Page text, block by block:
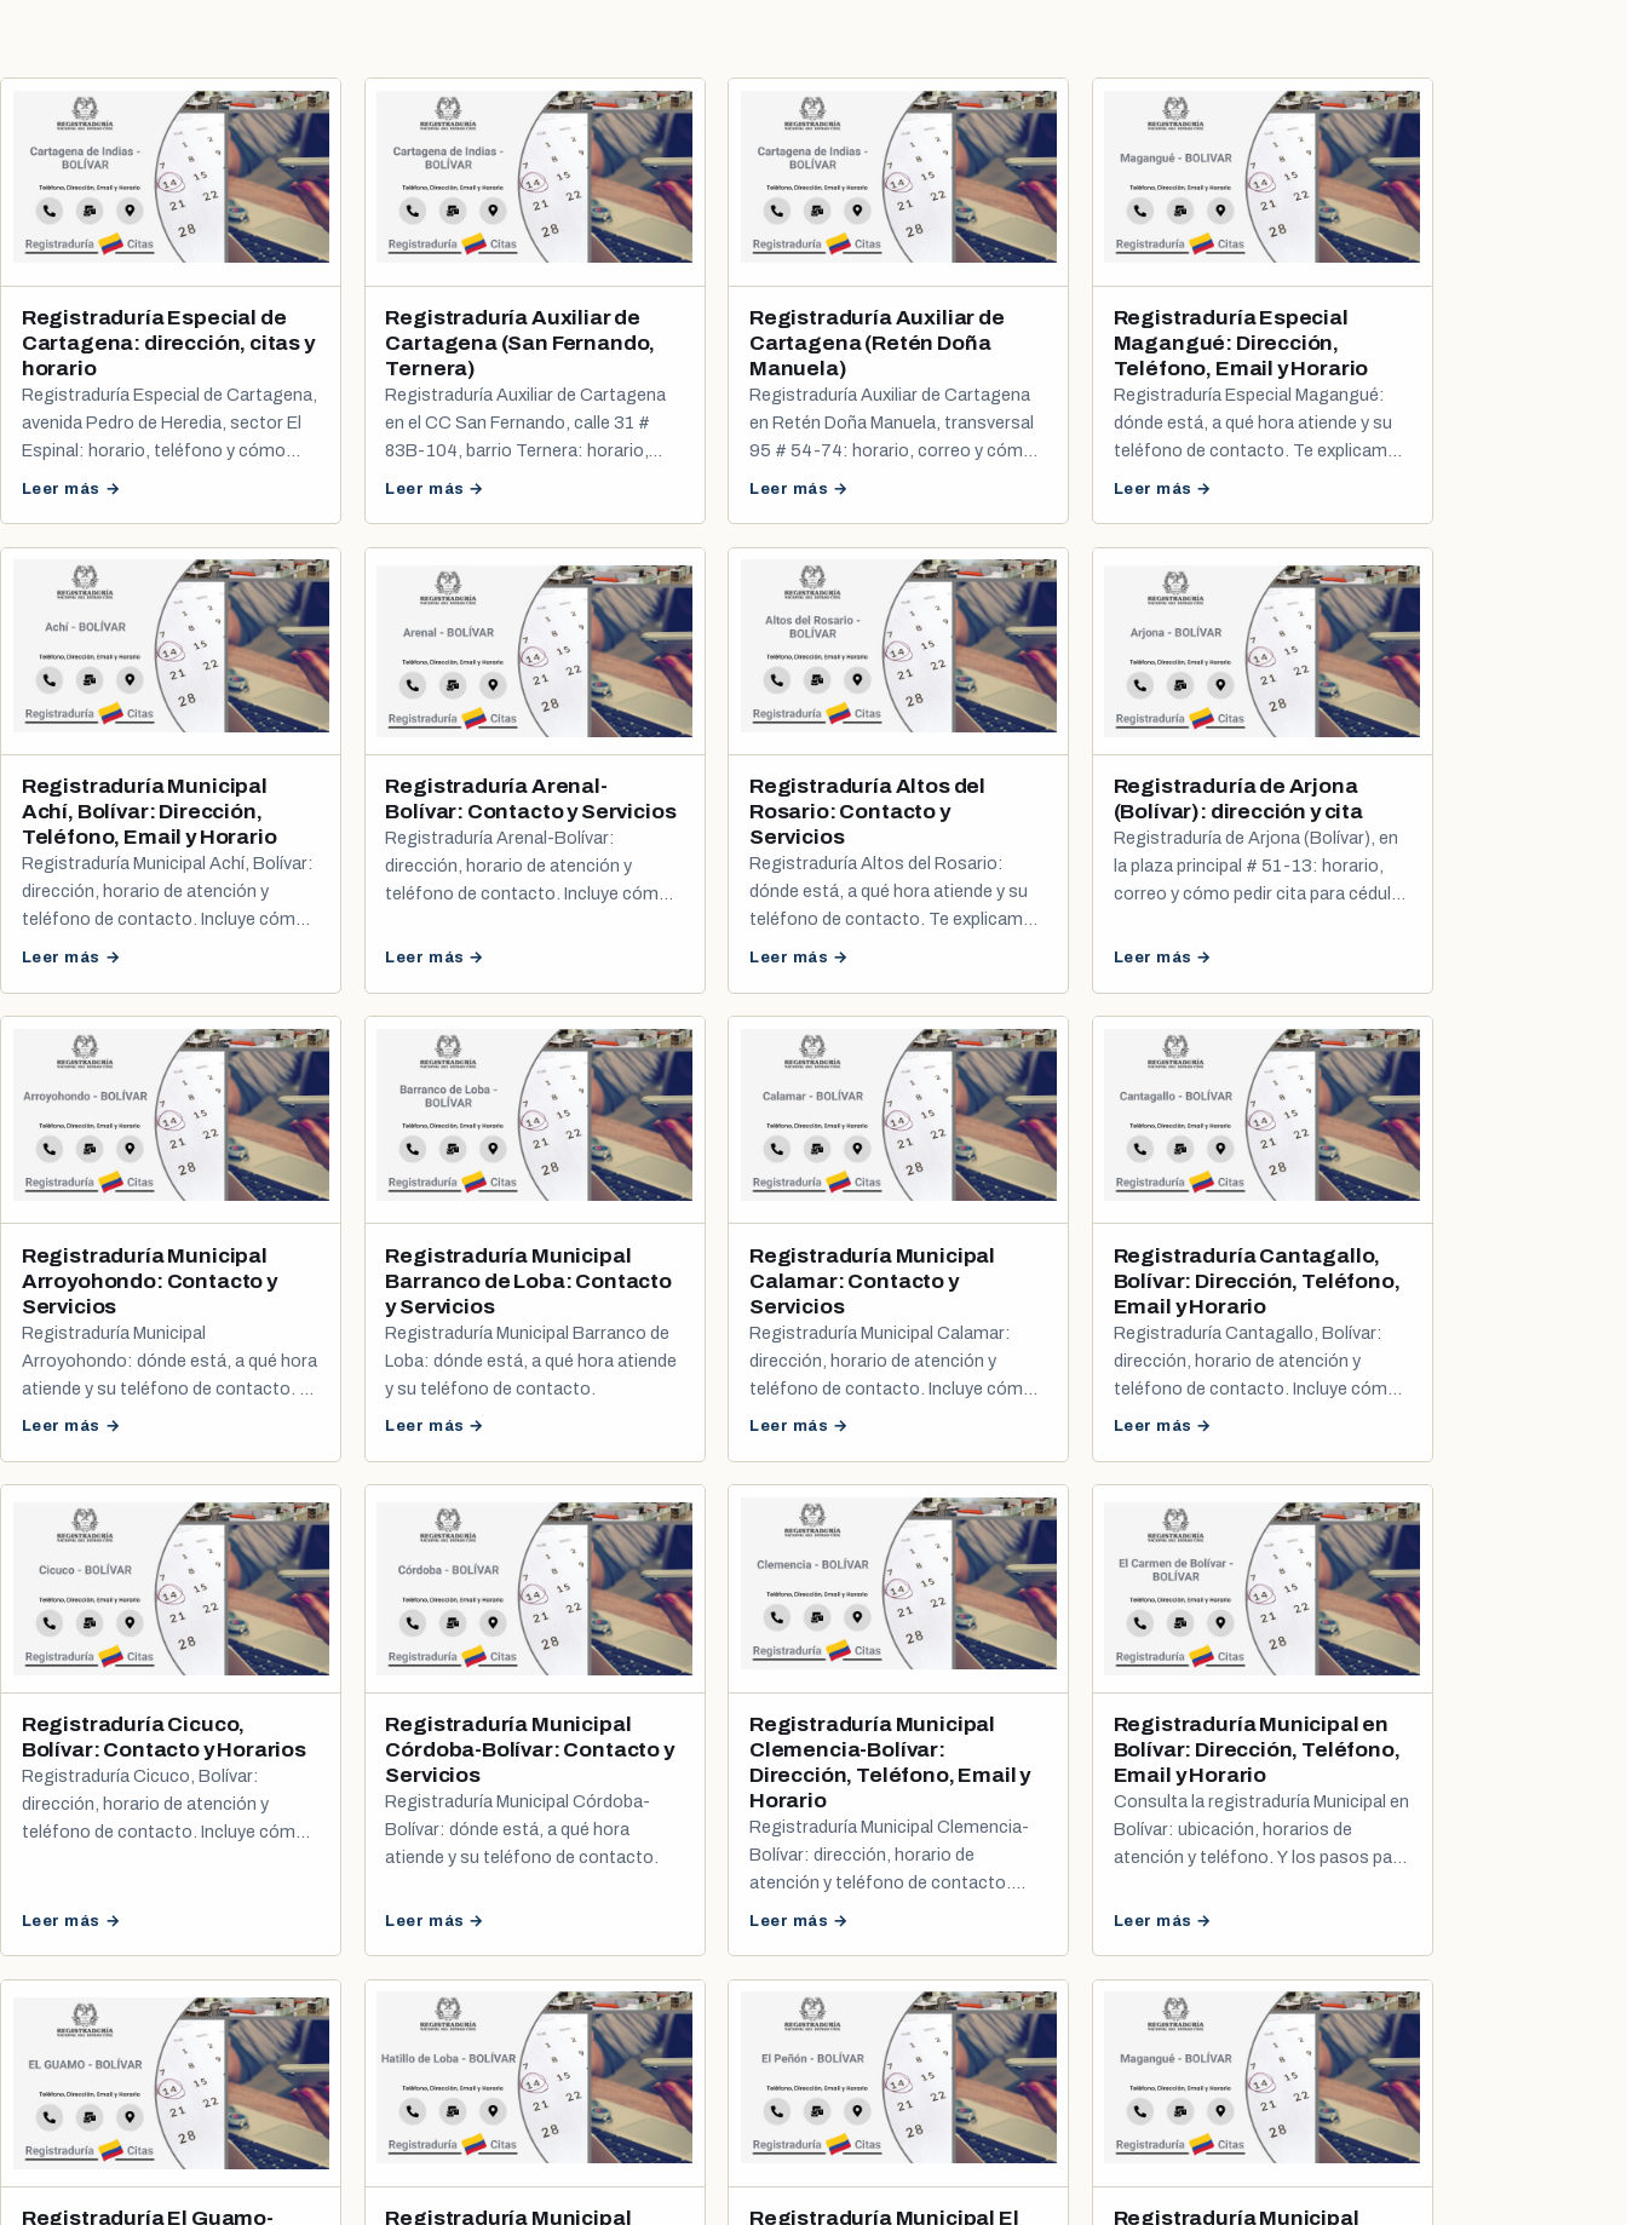
Registraduría Especial de
Cartagena: dirección, citas y
horario
Registraduría Especial de Cartagena,
avenida Pedro de Heredia, sector El
Espinal: horario, teléfono y cómo
Leer más →
Registraduría Auxiliar de
Cartagena (San Fernando,
Ternera)
Registraduría Auxiliar de Cartagena
en el CC San Fernando, calle 31 #
83B-104, barrio Ternera: horario,
Leer más →
Registraduría Auxiliar de
Cartagena (Retén Doña
Manuela)
Registraduría Auxiliar de Cartagena
en Retén Doña Manuela, transversal
95 # 54-74: horario, correo y cómo
Leer más →
Registraduría Especial
Magangué: Dirección,
Teléfono, Email y Horario
Registraduría Especial Magangué:
dónde está, a qué hora atiende y su
teléfono de contacto. Te explicamos
Leer más →
Registraduría Municipal
Achí, Bolívar: Dirección,
Teléfono, Email y Horario
Registraduría Municipal Achí, Bolívar:
dirección, horario de atención y
teléfono de contacto. Incluye cómo
sacar tu cita de cédula y registro civil.
Leer más →
Registraduría Arenal-
Bolívar: Contacto y Servicios
Registraduría Arenal-Bolívar:
dirección, horario de atención y
teléfono de contacto. Incluye cómo
Leer más →
Registraduría Altos del
Rosario: Contacto y
Servicios
Registraduría Altos del Rosario:
dónde está, a qué hora atiende y su
teléfono de contacto. Te explicamos
cómo agendar tu cita de cédula y
Leer más →
Registraduría de Arjona
(Bolívar): dirección y cita
Registraduría de Arjona (Bolívar), en
la plaza principal # 51-13: horario,
correo y cómo pedir cita para cédula,
Leer más →
Registraduría Municipal
Arroyohondo: Contacto y
Servicios
Registraduría Municipal
Arroyohondo: dónde está, a qué hora
atiende y su teléfono de contacto. Te
explicamos cómo agendar tu cita de
Leer más →
Registraduría Municipal
Barranco de Loba: Contacto
y Servicios
Registraduría Municipal Barranco de
Loba: dónde está, a qué hora atiende
y su teléfono de contacto.
Leer más →
Registraduría Municipal
Calamar: Contacto y
Servicios
Registraduría Municipal Calamar:
dirección, horario de atención y
teléfono de contacto. Incluye cómo
sacar tu cita de cédula y registro civil.
Leer más →
Registraduría Cantagallo,
Bolívar: Dirección, Teléfono,
Email y Horario
Registraduría Cantagallo, Bolívar:
dirección, horario de atención y
teléfono de contacto. Incluye cómo
sacar tu cita de cédula y registro civil.
Leer más →
Registraduría Cicuco,
Bolívar: Contacto y Horarios
Registraduría Cicuco, Bolívar:
dirección, horario de atención y
teléfono de contacto. Incluye cómo
Leer más →
Registraduría Municipal
Córdoba-Bolívar: Contacto y
Servicios
Registraduría Municipal Córdoba-
Bolívar: dónde está, a qué hora
atiende y su teléfono de contacto.
Leer más →
Registraduría Municipal
Clemencia-Bolívar:
Dirección, Teléfono, Email y
Horario
Registraduría Municipal Clemencia-
Bolívar: dirección, horario de
atención y teléfono de contacto.
Leer más →
Registraduría Municipal en
Bolívar: Dirección, Teléfono,
Email y Horario
Consulta la registraduría Municipal en
Bolívar: ubicación, horarios de
atención y teléfono. Y los pasos para
registro civil.
Leer más →
Registraduría El Guamo-
Registraduría Municipal
Registraduría Municipal El
Registraduría Municipal